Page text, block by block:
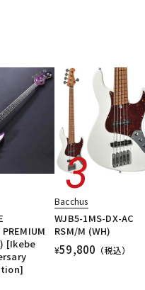
[Ikebe
Bacchus
WJB5-1MS-DX-AC
RSM/M (WH)
¥59,800 （税込）